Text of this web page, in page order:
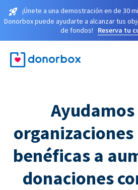
¡Únete a una demostración en de 30
Donorbox puede ayudarte a alcanzar tus
de fondos!
Reserva tu
benéficas a
donaciones